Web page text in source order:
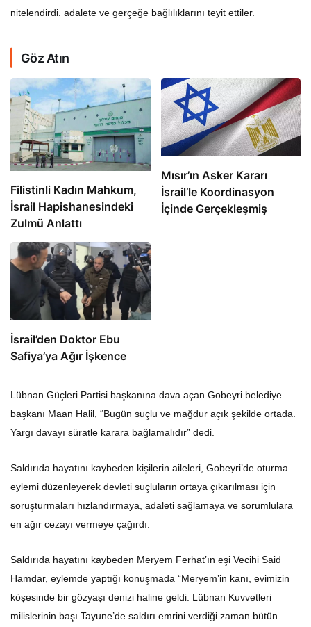
nitelendirdi. adalete ve gerçeğe bağlılıklarını teyit ettiler.
Göz Atın
Filistinli Kadın Mahkum,
İsrail Hapishanesindeki
Zulmü Anlattı
Mısır’ın Asker Kararı
İsrail’le Koordinasyon
İçinde Gerçekleşmiş
İsrail’den Doktor Ebu
Safiya’ya Ağır İşkence
Lübnan Güçleri Partisi başkanına dava açan Gobeyri belediye
başkanı Maan Halil, “Bugün suçlu ve mağdur açık şekilde ortada.
Yargı davayı süratle karara bağlamalıdır” dedi.
Saldırıda hayatını kaybeden kişilerin aileleri, Gobeyri’de oturma
eylemi düzenleyerek devleti suçluların ortaya çıkarılması için
soruşturmaları hızlandırmaya, adaleti sağlamaya ve sorumlulara
en ağır cezayı vermeye çağırdı.
Saldırıda hayatını kaybeden Meryem Ferhat’ın eşi Vecihi Said
Hamdar, eylemde yaptığı konuşmada “Meryem’in kanı, evimizin
köşesinde bir gözyaşı denizi haline geldi. Lübnan Kuvvetleri
milislerinin başı Tayune’de saldırı emrini verdiği zaman bütün